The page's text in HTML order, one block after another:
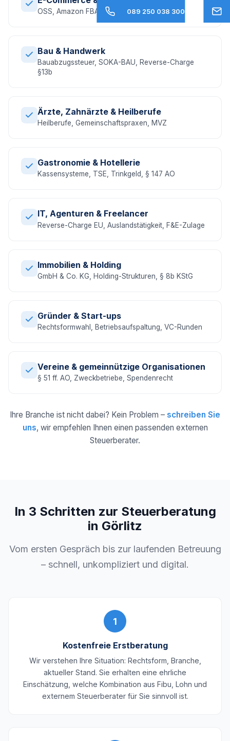
OSS, Amazon FBA, EU-Umsatzsteuer, DAC7
Bau & Handwerk
Bauabzugssteuer, SOKA-BAU, Reverse-Charge
§13b
Ärzte, Zahnärzte & Heilberufe
Heilberufe, Gemeinschaftspraxen, MVZ
Gastronomie & Hotellerie
Kassensysteme, TSE, Trinkgeld, § 147 AO
IT, Agenturen & Freelancer
Reverse-Charge EU, Auslandstätigkeit, F&E-Zulage
Immobilien & Holding
GmbH & Co. KG, Holding-Strukturen, § 8b KStG
Gründer & Start-ups
Rechtsformwahl, Betriebsaufspaltung, VC-Runden
Vereine & gemeinnützige Organisationen
§ 51 ff. AO, Zweckbetriebe, Spendenrecht
Ihre Branche ist nicht dabei? Kein Problem – schreiben Sie
uns, wir empfehlen Ihnen einen passenden externen
Steuerberater.
In 3 Schritten zur Steuerberatung
in Görlitz
Vom ersten Gespräch bis zur laufenden Betreuung
– schnell, unkompliziert und digital.
1
Kostenfreie Erstberatung
Wir verstehen Ihre Situation: Rechtsform, Branche,
aktueller Stand. Sie erhalten eine ehrliche
Einschätzung, welche Kombination aus Fibu, Lohn und
externem Steuerberater für Sie sinnvoll ist.
089 250 038 300